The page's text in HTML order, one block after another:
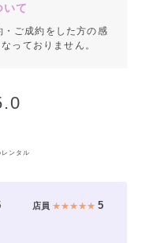
て
ご成約をした方の感
っておりません。
ンタル
店員 ★★★★★5